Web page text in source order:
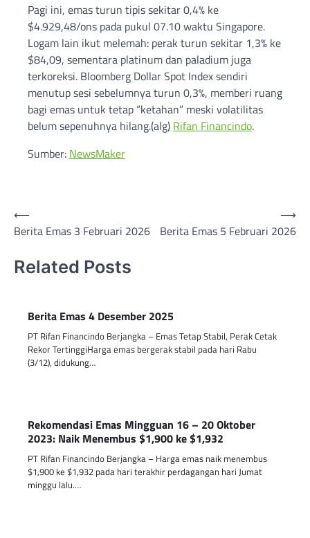
Pagi ini, emas turun tipis sekitar 0,4% ke
$4.929,48/ons pada pukul 07.10 waktu Singapore.
Logam lain ikut melemah: perak turun sekitar 1,3% ke
$84,09, sementara platinum dan paladium juga
terkoreksi. Bloomberg Dollar Spot Index sendiri
menutup sesi sebelumnya turun 0,3%, memberi ruang
bagi emas untuk tetap “ketahan” meski volatilitas
belum sepenuhnya hilang.(alg) Rifan Financindo.
Sumber: NewsMaker
Post
navigation
⟵
Berita Emas 3 Februari 2026
Berita Emas 5 Februari 2026
⟶
Related Posts
Berita Emas 4 Desember 2025
PT Rifan Financindo Berjangka – Emas Tetap Stabil, Perak Cetak
Rekor TertinggiHarga emas bergerak stabil pada hari Rabu
(3/12), didukung…
Rekomendasi Emas Mingguan 16 – 20 Oktober
2023: Naik Menembus $1,900 ke $1,932
PT Rifan Financindo Berjangka – Harga emas naik menembus
$1,900 ke $1,932 pada hari terakhir perdagangan hari Jumat
minggu lalu.…